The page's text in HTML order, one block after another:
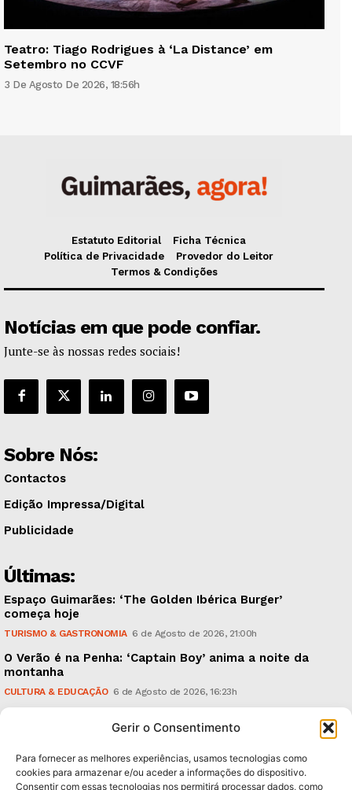
Gerir o Consentimento
Para fornecer as melhores experiências, usamos tecnologias como
cookies para armazenar e/ou aceder a informações do dispositivo.
Consentir com essas tecnologias nos permitirá processar dados, como
Teatro: Tiago Rodrigues à ‘La Distance’ em
Setembro no CCVF
3 De Agosto De 2026, 18:56h
Estatuto Editorial
Ficha Técnica
Política de Privacidade
Provedor do Leitor
Termos & Condições
Notícias em que pode confiar.
Junte-se às nossas redes sociais!
Sobre Nós:
Contactos
Edição Impressa/Digital
Publicidade
Últimas:
Espaço Guimarães: ‘The Golden Ibérica Burger’
começa hoje
TURISMO & GASTRONOMIA 6 de Agosto de 2026, 21:00h
O Verão é na Penha: ‘Captain Boy’ anima a noite da
montanha
CULTURA & EDUCAÇÃO 6 de Agosto de 2026, 16:23h
em causa”, garante Ricardo Araújo